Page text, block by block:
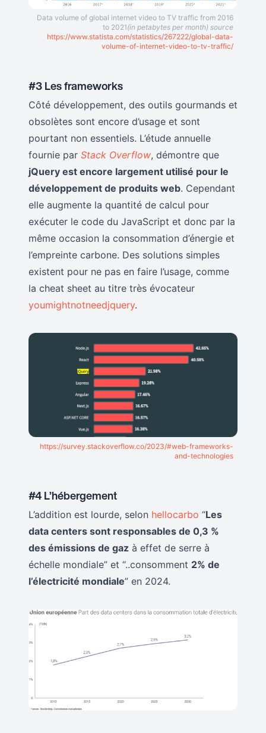
Data volume of global internet video to TV traffic from 2016
to 2021(in petabytes per month) source
https://www.statista.com/statistics/267222/global-data-
volume-of-internet-video-to-tv-traffic/
#3 Les frameworks
Côté développement, des outils gourmands et
obsolètes sont encore d’usage et sont
pourtant non essentiels. L’étude annuelle
fournie par Stack Overflow, démontre que
jQuery est encore largement utilisé pour le
développement de produits web. Cependant
elle augmente la quantité de calcul pour
exécuter le code du JavaScript et donc par la
même occasion la consommation d’énergie et
l’empreinte carbone. Des solutions simples
existent pour ne pas en faire l’usage, comme
la cheat sheet au titre très évocateur
youmightnotneedjquery.
https://survey.stackoverflow.co/2023/#web-frameworks-
and-technologies
#4 L’hébergement
L’addition est lourde, selon hellocarbo “Les
data centers sont responsables de 0,3 %
des émissions de gaz à effet de serre à
échelle mondiale” et “..consomment 2% de
l’électricité mondiale” en 2024.